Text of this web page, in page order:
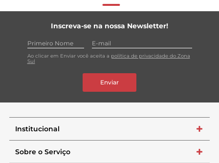
Inscreva-se na nossa Newsletter!
Ao clicar em Enviar você aceita a política de privacidade do Zona
Sul
Enviar
Institucional +
Sobre o Serviço +